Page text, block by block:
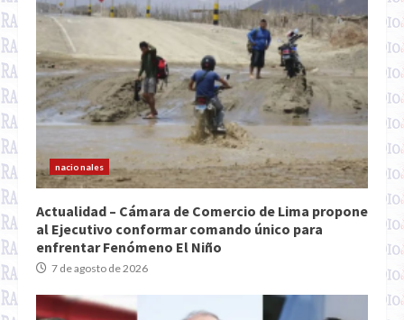
nacionales
Actualidad – Cámara de Comercio de Lima propone
al Ejecutivo conformar comando único para
enfrentar Fenómeno El Niño
7 de agosto de 2026